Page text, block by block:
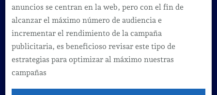
anuncios se centran en la web, pero con el fin de
alcanzar el máximo número de audiencia e
incrementar el rendimiento de la campaña
publicitaria, es beneficioso revisar este tipo de
estrategias para optimizar al máximo nuestras
campañas